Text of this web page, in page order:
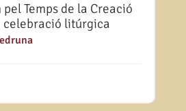
Temps de la Creació
celebració litúrgica